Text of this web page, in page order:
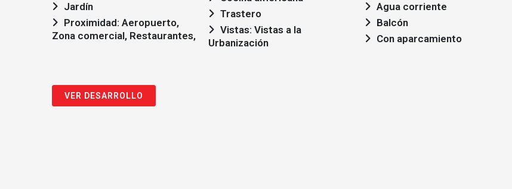
Jardín
Zona comercial, Restaurantes,
Trastero
Urbanización
Agua corriente
Balcón
Con aparcamiento
VER DESARROLLO